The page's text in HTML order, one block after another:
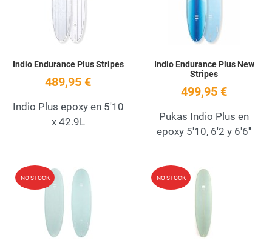
Indio Endurance Plus Stripes
489,95 €
Indio Plus epoxy en 5'10
x 42.9L
Indio Endurance Plus New
Stripes
499,95 €
Pukas Indio Plus en
epoxy 5'10, 6'2 y 6'6''
NO STOCK Add to Wishlist
NO STOCK